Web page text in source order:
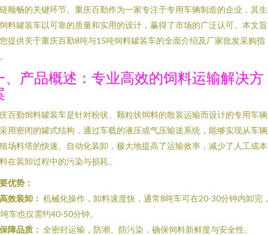
顺畅的关键环节。重庆百勤作为一家专注于专用车辆制造的企业，其
料罐装车以可靠的质量和实用的设计，赢得了市场的广泛认可。本文
提供关于重庆百勤8吨与15吨饲料罐装车的全面介绍及厂家批发采购指
、产品概述：专业高效的饲料运输解决方
百勤饲料罐装车是针对粉状、颗粒状饲料的散装运输而设计的专用车
用密闭的罐式结构，通过车载的液压或气压输送系统，能够实现从车
场料塔的快速、自动化装卸，极大地提高了运输效率，减少了人工成
在装卸过程中的污染与损耗。
优势：
高效装卸： 机械化操作，卸料速度快，通常8吨车可在20-30分钟内卸完
车也仅需约40-50分钟。
保障品质： 全密封运输，防潮、防污染，确保饲料新鲜度与安全性。